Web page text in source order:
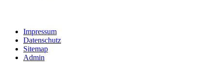
Impressum
Datenschutz
Sitemap
Admin